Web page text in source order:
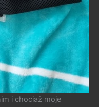
i chociaż moje